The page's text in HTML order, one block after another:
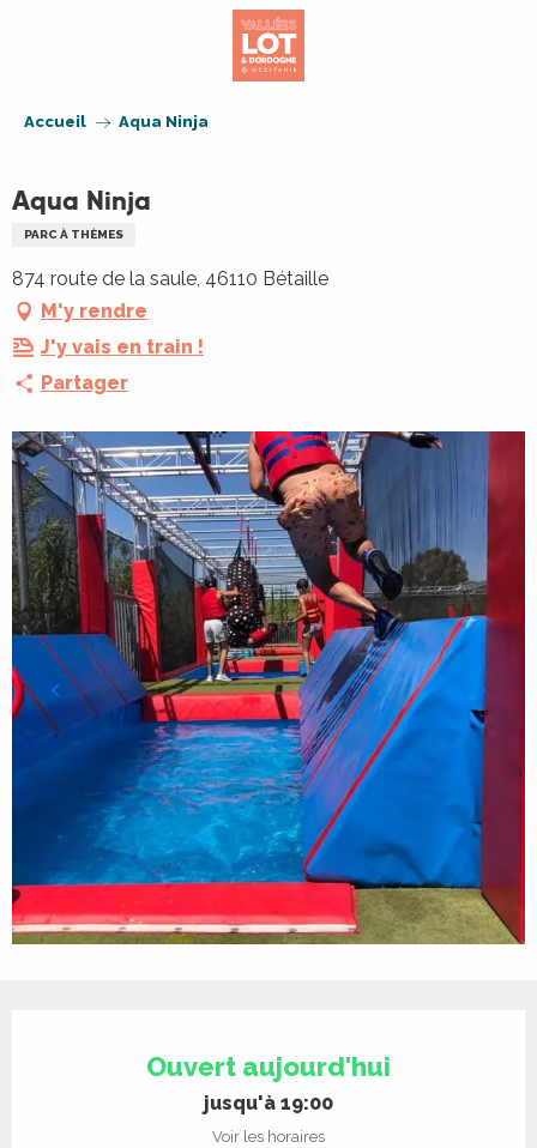
Accueil Aqua Ninja
Aqua Ninja
PARC À THÈMES
874 route de la saule, 46110 Bétaille
M'y rendre
J'y vais en train !
Partager
Ouvert aujourd'hui
jusqu'à 19:00
Voir les horaires